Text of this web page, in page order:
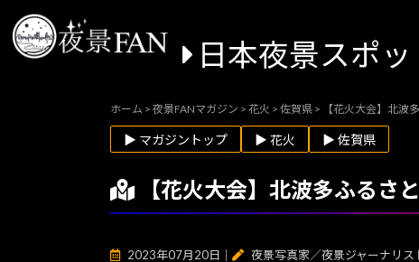
日本夜景スポッ
ホーム > 夜景FANマガジン > 花火 > 佐賀県 > 【花火大会】北波
▶ マガジントップ ▶ 花火 ▶ 佐賀県
【花火大会】北波多ふる
2023年07月20日 夜景写真家／夜景ジャーナリ